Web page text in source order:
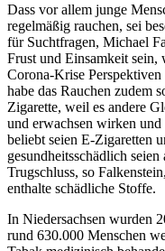
Dass vor allem junge
regelmäßig rauchen, sei
für Suchtfragen, Michael
Frust und Einsamkeit
Corona-Krise
habe das Rauchen zudem
Zigarette, weil es andere
und erwachsen wirken und
beliebt seien E-Zigaretten
gesundheitsschädlich
Trugschluss, so
enthalte schädliche Stoffe.
In Niedersachsen wurden
rund 630.000 Menschen